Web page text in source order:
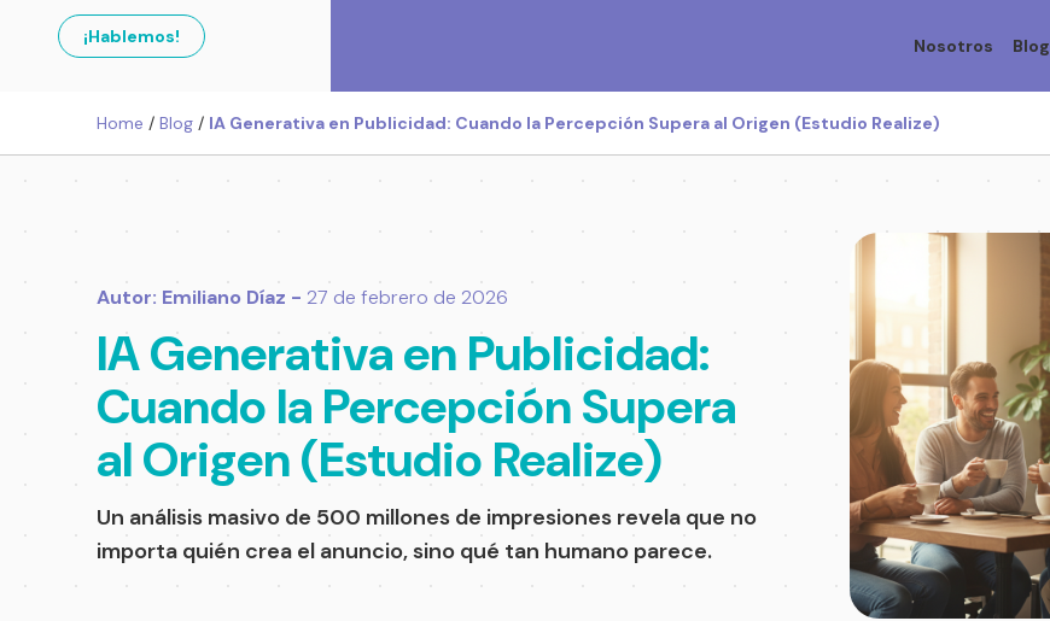
Nosotros Blog
¡Hablemos!
Home / Blog / IA Generativa en Publicidad: Cuando la Percepción Supera al Origen (Estudio Realize)
Autor: Emiliano Díaz - 27 de febrero de 2026
IA Generativa en Publicidad:
Cuando la Percepción Supera
al Origen (Estudio Realize)
Un análisis masivo de 500 millones de impresiones revela que no
importa quién crea el anuncio, sino qué tan humano parece.